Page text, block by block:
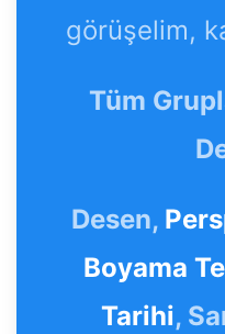
görüşelim,
Tüm
Desen,
Boyama
Tarihi,